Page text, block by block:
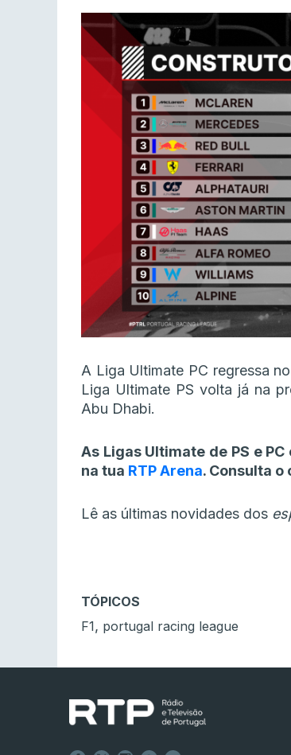
A Liga Ultimate PC regressa
Liga Ultimate PS volta já na
Abu Dhabi.
As Ligas Ultimate de PS e
na tua RTP Arena. Consulta
Lê as últimas novidades dos
TÓPICOS
F1, portugal racing league